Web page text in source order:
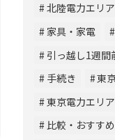
北陸電力エリア
家具・家電
引っ越し1週間
手続き
東
東京電力エリア
比較・おすす